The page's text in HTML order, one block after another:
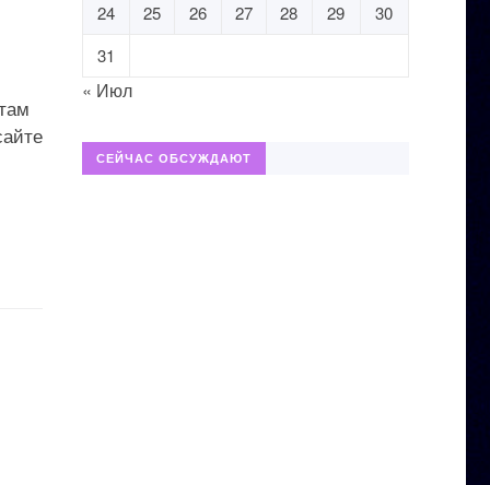
24
25 26 27 28 29
30
31
« Июл
СЕЙЧАС ОБСУЖДАЮТ